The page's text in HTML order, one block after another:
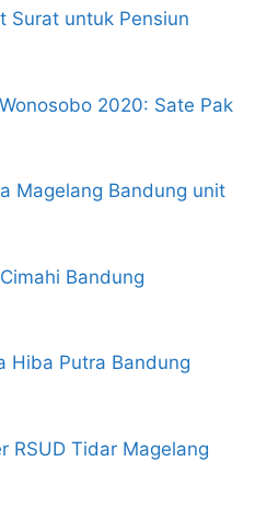
Surat untuk Pensiun
2020: Sate Pak
Magelang Bandung unit
Bandung
Hiba Putra Bandung
RSUD Tidar Magelang